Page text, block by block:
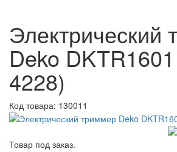
Электрический
Deko
4228)
Код товара: 130011
Товар под заказ.